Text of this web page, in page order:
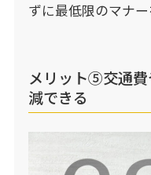
ずに最低限のマナー
メリット⑤交通費
減できる